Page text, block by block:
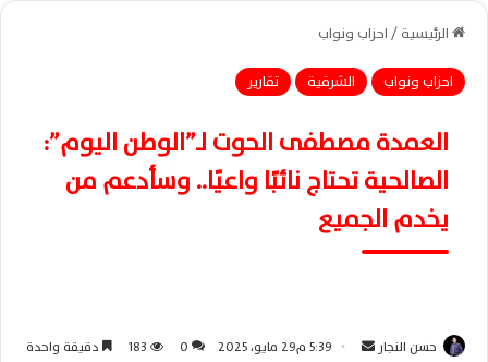
الرئيسية/احزاب ونواب
احزاب ونواب
الشرقية تقارير
العمدة مصطفى الحوت لـ”الوطن اليوم”:
الصالحية تحتاج نائبًا واعيًا.. وسأدعم من
يخدم الجميع
حسن النجار 5:39 م29 مايو، 2025 0
183 دقيقة واحدة